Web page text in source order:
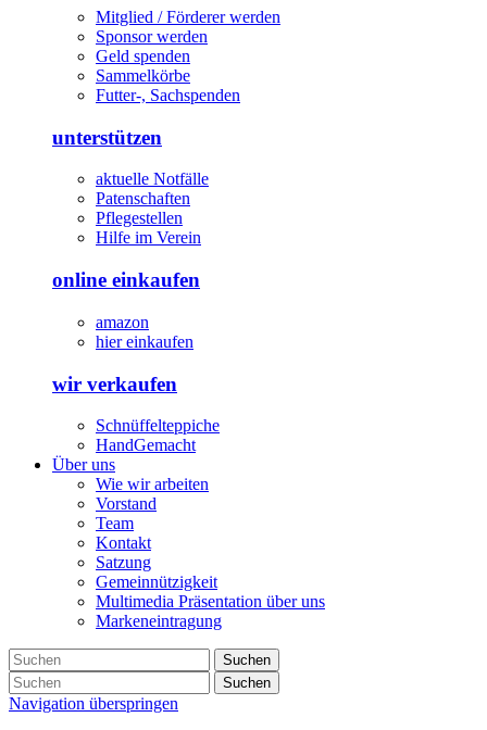
Mitglied / Förderer werden
Sponsor werden
Geld spenden
Sammelkörbe
Futter-, Sachspenden
unterstützen
aktuelle Notfälle
Patenschaften
Pflegestellen
Hilfe im Verein
online einkaufen
amazon
hier einkaufen
wir verkaufen
Schnüffelteppiche
HandGemacht
Über uns
Wie wir arbeiten
Vorstand
Team
Kontakt
Satzung
Gemeinnützigkeit
Multimedia Präsentation über uns
Markeneintragung
Suchen
Suchen
Navigation überspringen